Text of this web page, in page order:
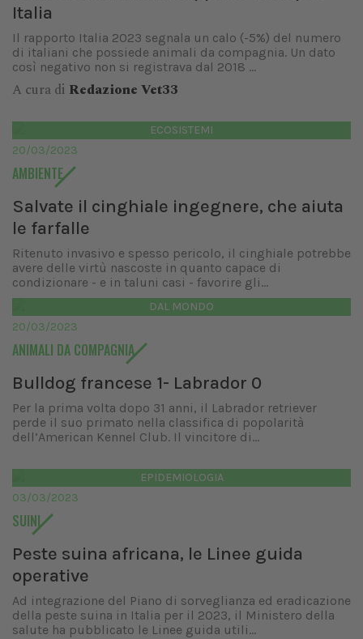
Italia
Il rapporto Italia 2023 segnala un calo (-5%) del numero
di italiani che possiede animali da compagnia. Un dato
così negativo non si registrava dal 2018 ...
A cura di Redazione Vet33
ECOSISTEMI
20/03/2023
AMBIENTE
Salvate il cinghiale ingegnere, che aiuta
le farfalle
Ritenuto invasivo e spesso pericolo, il cinghiale potrebbe
avere delle virtù nascoste in quanto capace di
condizionare - e in taluni casi - favorire gli...
DAL MONDO
20/03/2023
ANIMALI DA COMPAGNIA
Bulldog francese 1- Labrador 0
Per la prima volta dopo 31 anni, il Labrador retriever
perde il suo primato nella classifica di popolarità
dell’American Kennel Club. Il vincitore di...
EPIDEMIOLOGIA
03/03/2023
SUINI
Peste suina africana, le Linee guida
operative
Ad integrazione del Piano di sorveglianza ed eradicazione
della peste suina in Italia per il 2023, il Ministero della
salute ha pubblicato le Linee guida utili...